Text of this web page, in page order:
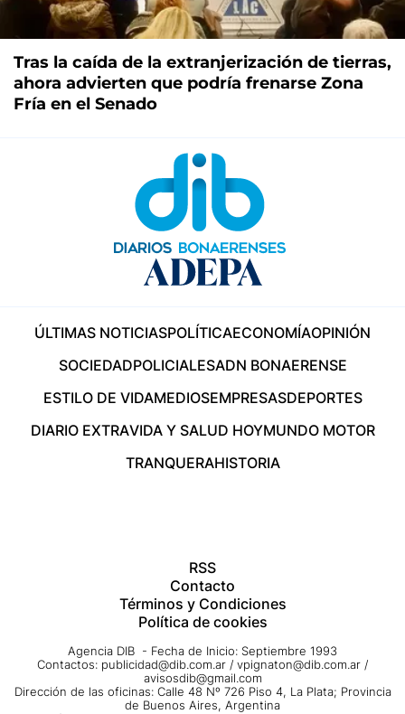
Tras la caída de la extranjerización de tierras,
ahora advierten que podría frenarse Zona
Fría en el Senado
ÚLTIMAS NOTICIASPOLÍTICAECONOMÍAOPINIÓN
SOCIEDADPOLICIALESADN BONAERENSE
ESTILO DE VIDAMEDIOSEMPRESASDEPORTES
DIARIO EXTRAVIDA Y SALUD HOYMUNDO MOTOR
TRANQUERAHISTORIA
RSS
Contacto
Términos y Condiciones
Política de cookies
Agencia DIB - Fecha de Inicio: Septiembre 1993
Contactos: publicidad@dib.com.ar / vpignaton@dib.com.ar /
avisosdib@gmail.com
Dirección de las oficinas: Calle 48 Nº 726 Piso 4, La Plata; Provincia
de Buenos Aires, Argentina